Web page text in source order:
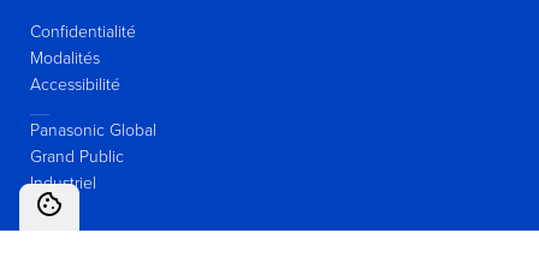
Confidentialité
Modalités
Accessibilité
Panasonic Global
Grand Public
Industriel
Paramètres des témoins